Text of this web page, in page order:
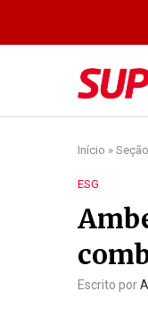
Início » Seção
ESG
Escrito por